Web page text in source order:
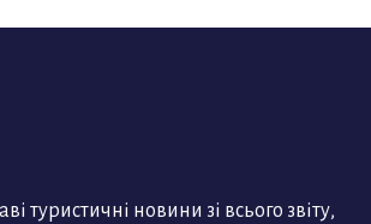
туристичні новини зі всього звіту,